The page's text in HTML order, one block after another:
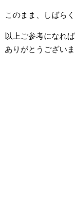
このまま、しばら
以上ご参考になれば
ありがとうございま